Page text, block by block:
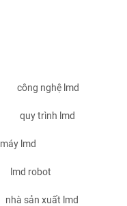
công nghệ lmd
quy trình lmd
máy lmd
lmd robot
nhà sản xuất lmd